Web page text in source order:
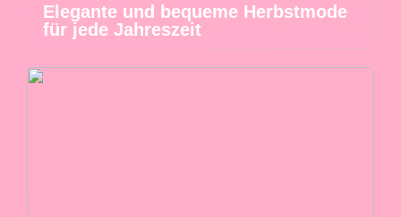
Elegante und bequeme Herbstmode
für jede Jahreszeit